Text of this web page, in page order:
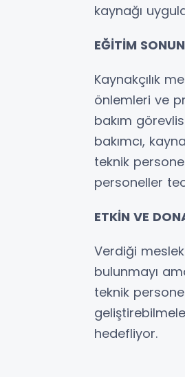
kaynağı
EĞİTİM
Kaynakçılık
önlemleri ve
bakım
bakımcı,
teknik
personeller
ETKİN VE
Verdiği
bulunmayı
teknik
hedefliyor.